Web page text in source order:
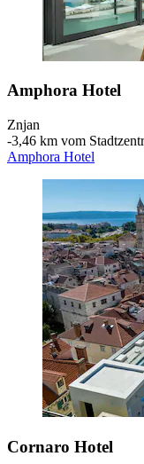
Amphora Hotel
Znjan
‐3,46 km vom
Amphora Hotel
Cornaro Hotel